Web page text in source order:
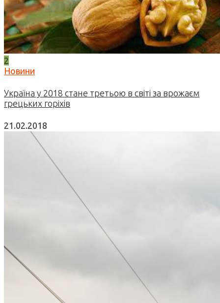
2
Новини
Україна у 2018 стане третьою в світі за врожаєм
грецьких горіхів
21.02.2018